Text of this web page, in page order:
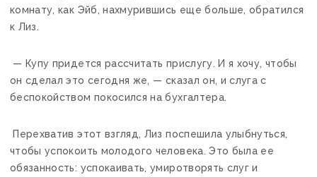
комнату, как Эйб, нахмурившись еще больше, обратился
к Лиз.
— Купу придется рассчитать прислугу. И я хочу, чтобы
он сделал это сегодня же, — сказал он, и слуга с
беспокойством покосился на бухгалтера.
Перехватив этот взгляд, Лиз поспешила улыбнуться,
чтобы успокоить молодого человека. Это была ее
обязанность: успокаивать, умиротворять слуг и